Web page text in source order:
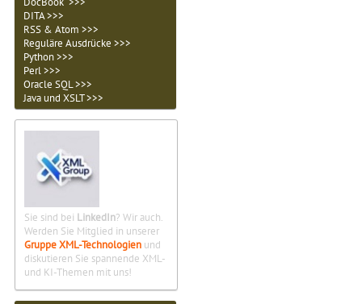
DITA >>>
RSS & Atom >>>
Reguläre Ausdrücke >>>
Python >>>
Perl >>>
Oracle SQL >>>
Java und XSLT >>>
Sie sind bei LinkedIn? Wir auch.
Werden Sie Mitglied in unserer
Gruppe XML-Technologien und
diskutieren Sie spannende XML-
und KI-Themen mit uns!